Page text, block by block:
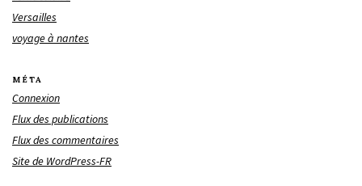
Versailles
voyage à nantes
MÉTA
Connexion
Flux des publications
Flux des commentaires
Site de WordPress-FR